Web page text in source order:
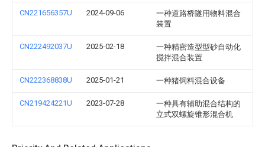
CN221656357U 2024-09-06
一种道路桥隧用物料混合
装置
CN222492037U 2025-02-18
一种精密造型型砂自动化
搅拌混合装置
CN222368838U 2025-01-21 一种猪饲料混合设备
CN219424221U 2023-07-28
一种具有辅助混合结构的
立式双螺旋锥形混合机